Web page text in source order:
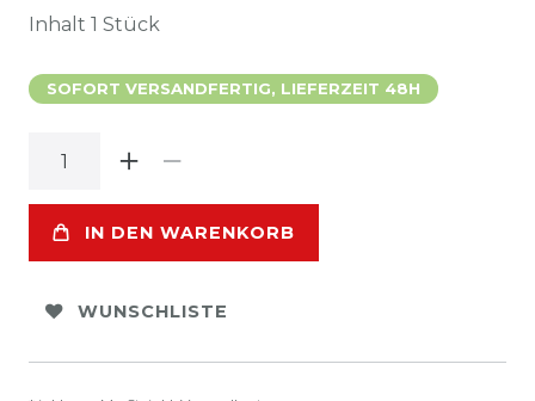
Inhalt 1 Stück
SOFORT VERSANDFERTIG, LIEFERZEIT 48H
IN DEN WARENKORB
WUNSCHLISTE